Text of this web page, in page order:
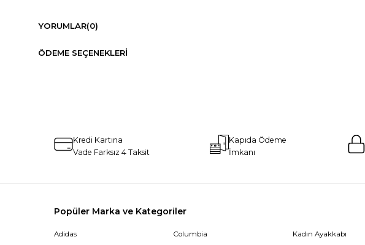
YORUMLAR(0)
ÖDEME SEÇENEKLERI
Kredi Kartına
Vade Farksız 4 Taksit
Kapıda Ödeme
İmkanı
Popüler Marka ve Kategoriler
Adidas
Columbia
Kadın Ayakkabı